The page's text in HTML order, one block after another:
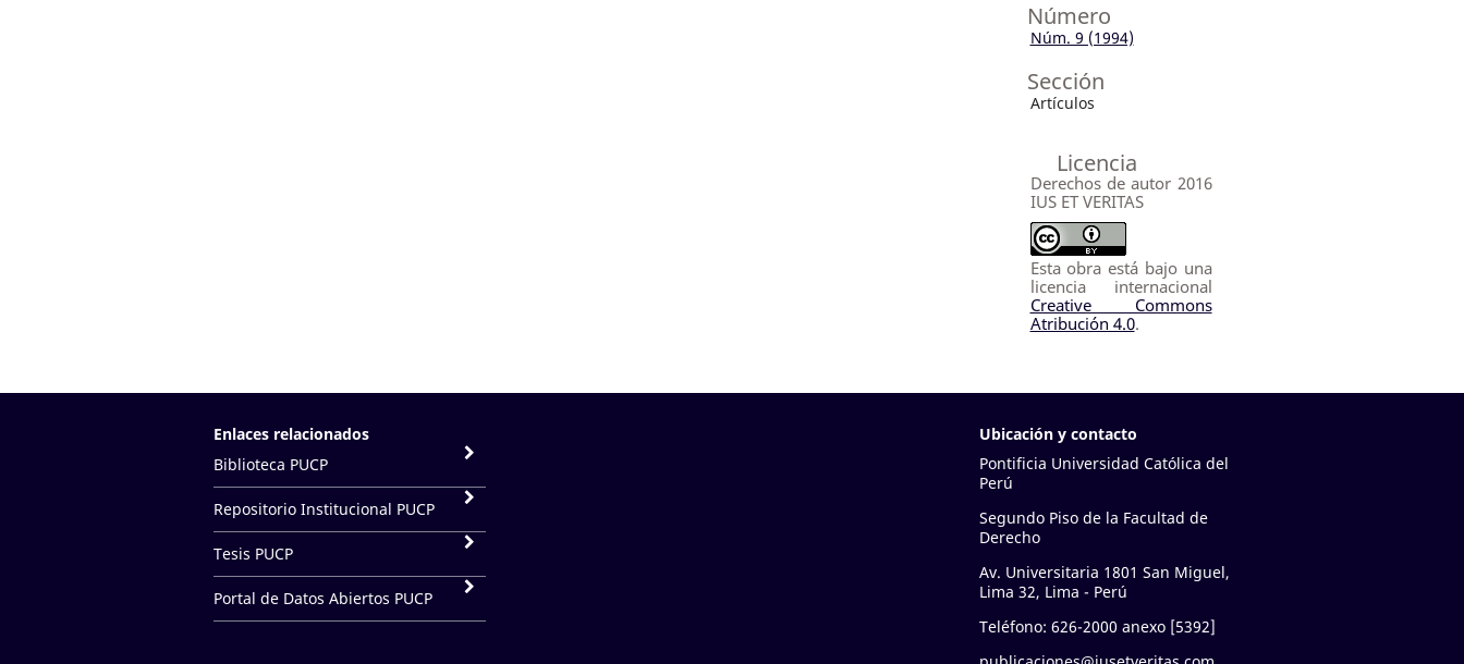
Número
Núm. 9 (1994)
Sección
Artículos
Licencia
Derechos de autor 2016
IUS ET VERITAS
Esta obra está bajo una
licencia internacional
Creative Commons
Atribución 4.0.
Enlaces relacionados
Biblioteca PUCP
Repositorio Institucional PUCP
Tesis PUCP
Portal de Datos Abiertos PUCP
Ubicación y contacto
Pontificia Universidad Católica del
Perú
Segundo Piso de la Facultad de
Derecho
Av. Universitaria 1801 San Miguel,
Lima 32, Lima - Perú
Teléfono: 626-2000 anexo [5392]